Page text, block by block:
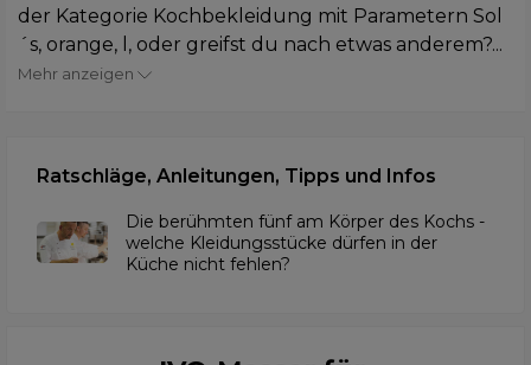
der Kategorie Kochbekleidung mit Parametern Sol
´s, orange, l, oder greifst du nach etwas anderem?...
Mehr anzeigen
Ratschläge, Anleitungen, Tipps und Infos
Die berühmten fünf am Körper des Kochs -
welche Kleidungsstücke dürfen in der
Küche nicht fehlen?